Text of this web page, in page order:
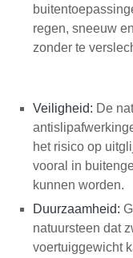
regen, sneeuw
zonder te
Veiligheid: De
het risico op
vooral in
kunnen worden.
Duurzaamheid:
natuursteen dat
voertuiggewicht